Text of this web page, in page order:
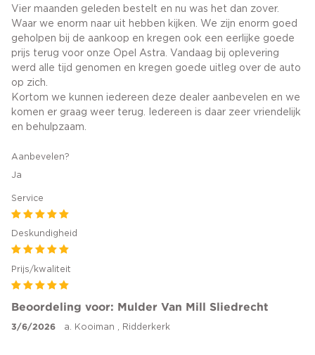
Vier maanden geleden bestelt en nu was het dan zover.
Waar we enorm naar uit hebben kijken. We zijn enorm goed
geholpen bij de aankoop en kregen ook een eerlijke goede
prijs terug voor onze Opel Astra. Vandaag bij oplevering
werd alle tijd genomen en kregen goede uitleg over de auto
op zich.
Kortom we kunnen iedereen deze dealer aanbevelen en we
komen er graag weer terug. Iedereen is daar zeer vriendelijk
en behulpzaam.
Aanbevelen?
Ja
Service
Deskundigheid
Prijs/kwaliteit
Beoordeling voor: Mulder Van Mill Sliedrecht
3/6/2026 a. Kooiman , Ridderkerk